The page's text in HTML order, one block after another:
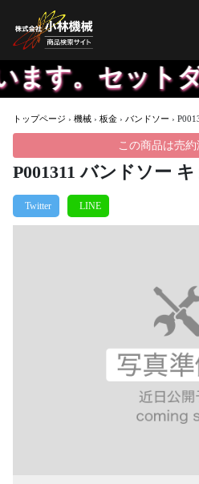
。セットダ
トップページ › 機械 › 板金 › バンドソー ›
この商品は売約
P001311 バンドソー